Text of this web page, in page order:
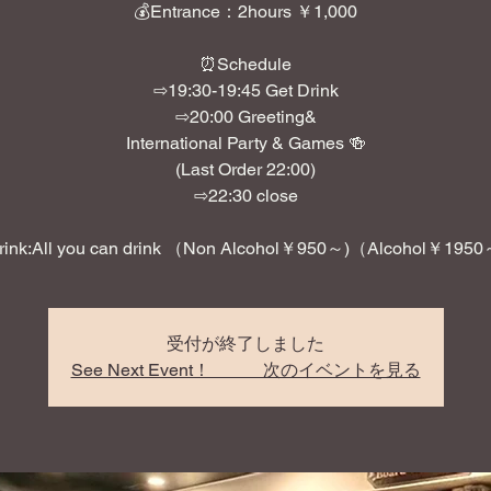
💰Entrance：2hours ￥1,000
⏰Schedule
⇨19:30-19:45 Get Drink
⇨20:00 Greeting&
International Party & Games 🍻
(Last Order 22:00)
⇨22:30 close
you can drink （Non Alcohol￥950～)（Alcohol￥1950
受付が終了しました
See Next Event！ 次のイベントを見る